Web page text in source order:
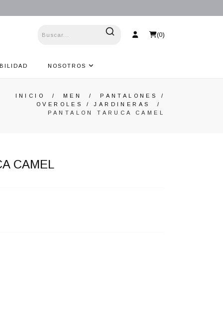
(0)
NOSOTROS
INICIO / MEN /PANTALONES /
OVEROLES / JARDINERAS
/
PANTALON TARUCA CAMEL
CAMEL